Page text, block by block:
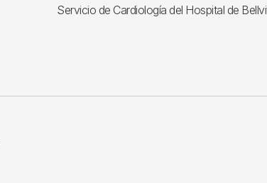
Servicio de Cardiología del Hospital de